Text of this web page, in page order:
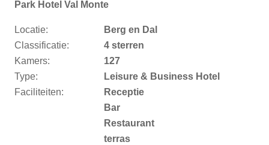
Park Hotel Val Monte
Locatie:
Berg en Dal
Classificatie:
4 sterren
Kamers:
127
Type:
Leisure & Business Hotel
Faciliteiten:
Receptie
Bar
Restaurant
terras